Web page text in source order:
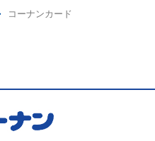
コーナンカード